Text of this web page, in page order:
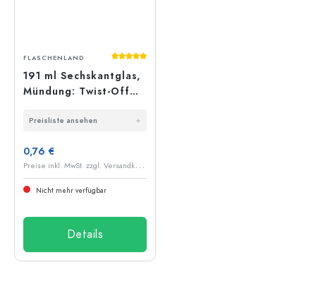
Durchschnittliche Bewertung von 5 von 5
FLASCHENLAND
191 ml Sechskantglas,
Mündung: Twist-Off
Preisliste ansehen
0,76 €
P
reise inkl. MwSt. zzgl. Versandkosten
Nicht mehr verfügbar
Details